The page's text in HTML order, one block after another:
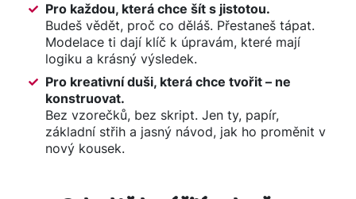
Pro každou, která chce šít s jistotou.
Budeš vědět, proč co děláš. Přestaneš tápat.
Modelace ti dají klíč k úpravám, které mají
logiku a krásný výsledek.
Pro kreativní duši, která chce tvořit – ne
konstruovat.
Bez vzorečků, bez skript. Jen ty, papír,
základní střih a jasný návod, jak ho proměnit v
nový kousek.